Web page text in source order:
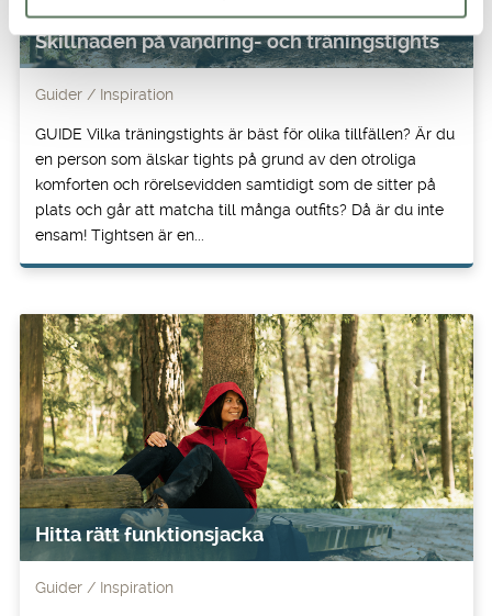
Skillnaden på vandring- och träningstights
Guider Inspiration
GUIDE Vilka träningstights är bäst för olika tillfällen? Är du
en person som älskar tights på grund av den otroliga
komforten och rörelsevidden samtidigt som de sitter på
plats och går att matcha till många outfits? Då är du inte
ensam! Tightsen är en...
Hitta rätt funktionsjacka
Guider Inspiration